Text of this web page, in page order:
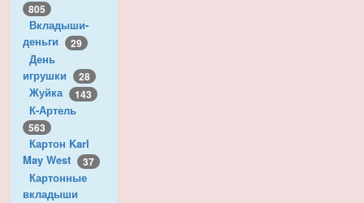
805
Вкладыши-
деньги
29
День
игрушки
28
Жуйка 143
К-Артель
563
Картон Karl
May West
37
Картонные
вкладыши